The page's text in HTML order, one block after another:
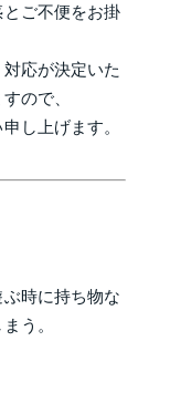
ご不便をお掛
応が決定いた
ので、
し上げます。
時に持ち物な
う。